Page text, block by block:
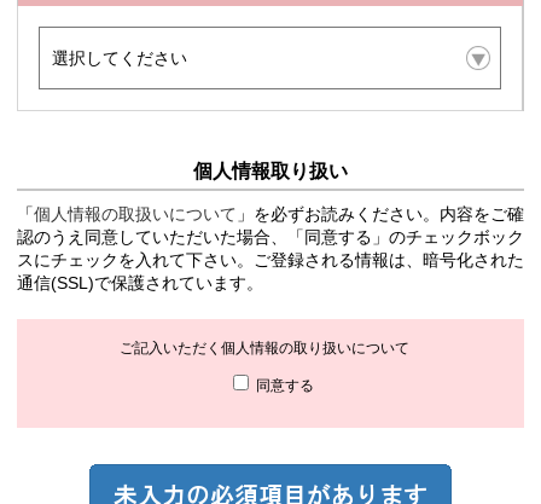
個人情報取り扱い
「個人情報の取扱いについて 」を必ずお読みください。内容をご確
認のうえ同意していただいた場合、「同意する」のチェックボック
スにチェックを入れて下さい。ご登録される情報は、暗号化された
通信(SSL)で保護されています。
ご記入いただく個人情報の取り扱いについて
同意する